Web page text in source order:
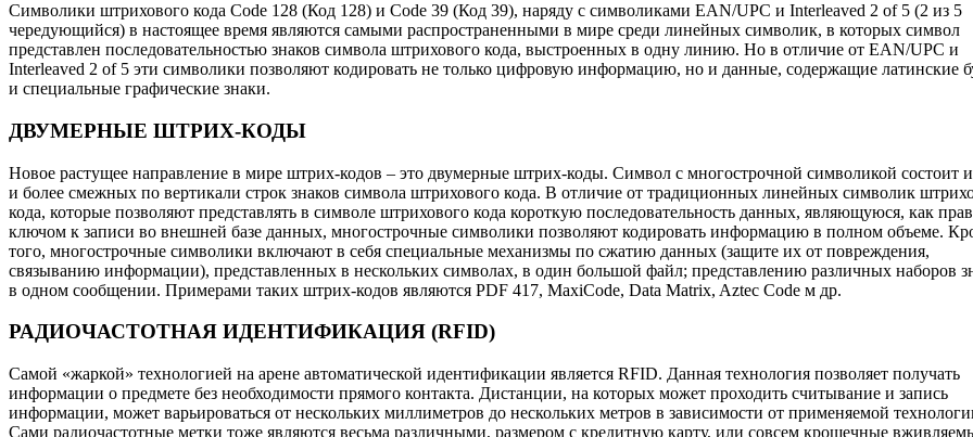
Символики штрихового кода Code 128 (Код 128) и Code 39 (Код 39), наряду с символиками EAN/UPC и Interleaved 2 of 5 (2 из 5
чередующийся) в настоящее время являются самыми распространенными в мире среди линейных символик, в которых символ
представлен последовательностью знаков символа штрихового кода, выстроенных в одну линию. Но в отличие от EAN/UPC и
Interleaved 2 of 5 эти символики позволяют кодировать не только цифровую информацию, но и данные, содержащие латинские
и специальные графические знаки.
ДВУМЕРНЫЕ ШТРИХ-КОДЫ
Новое растущее направление в мире штрих-кодов – это двумерные штрих-коды. Символ с многострочной символикой состоит
и более смежных по вертикали строк знаков символа штрихового кода. В отличие от традиционных линейных символик
кода, которые позволяют представлять в символе штрихового кода короткую последовательность данных, являющуюся, как
ключом к записи во внешней базе данных, многострочные символики позволяют кодировать информацию в полном объеме.
того, многострочные символики включают в себя специальные механизмы по сжатию данных (защите их от повреждения,
связыванию информации), представленных в нескольких символах, в один большой файл; представлению различных наборов
в одном сообщении. Примерами таких штрих-кодов являются PDF 417, MaxiCode, Data Matrix, Aztec Code м др.
РАДИОЧАСТОТНАЯ ИДЕНТИФИКАЦИЯ (RFID)
Самой «жаркой» технологией на арене автоматической идентификации является RFID. Данная технология позволяет получать
информации о предмете без необходимости прямого контакта. Дистанции, на которых может проходить считывание и запись
информации, может варьироваться от нескольких миллиметров до нескольких метров в зависимости от применяемой
Сами радиочастотные метки тоже являются весьма различными, размером с кредитную карту, или совсем крошечные